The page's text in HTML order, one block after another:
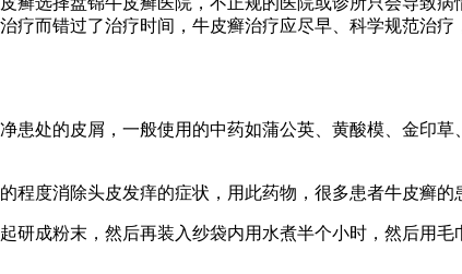
疗而错过了治疗时间，牛皮癣治疗应尽早、科学规范治
患处的皮屑，一般使用的中药如蒲公英、黄酸模、金印
度消除头皮发痒的症状，用此药物，很多患者牛皮癣的
研成粉末，然后再装入纱袋内用水煮半个小时，然后用